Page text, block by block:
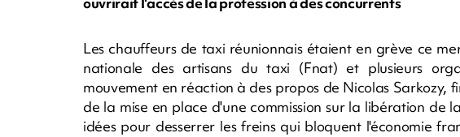
Les chauffeurs de taxi réunionnais étaient en grève ce
nationale des artisans du taxi (Fnat) et plusieurs
mouvement en réaction à des propos de Nicolas Sarkozy,
de la mise en place d'une commission sur la libération de
idées pour desserrer les freins qui bloquent l'économie